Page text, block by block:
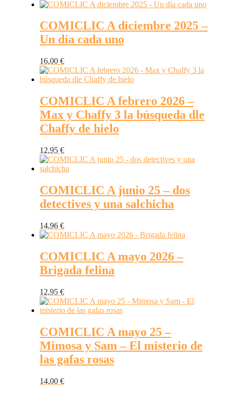
COMICLIC A diciembre 2025 –
Un día cada uno
16,00 €
COMICLIC A febrero 2026 –
Max y Chaffy 3 la búsqueda dle
Chaffy de hielo
12,95 €
COMICLIC A junio 25 – dos
detectives y una salchicha
14,96 €
COMICLIC A mayo 2026 –
Brigada felina
12,95 €
COMICLIC A mayo 25 –
Mimosa y Sam – El misterio de
las gafas rosas
14,00 €